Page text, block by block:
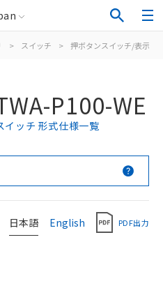
> スイッチ > 押ボタンスイッチ/表示灯
P100-WE
イッチ 形式仕様一覧
日本語 English PDF出力